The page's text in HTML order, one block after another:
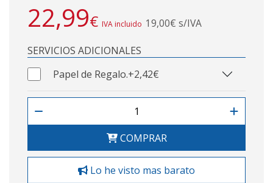
22,99€ IVA incluido 19,00€ s/IVA
SERVICIOS ADICIONALES
Papel de Regalo.+2,42€
COMPRAR
Lo he visto mas barato